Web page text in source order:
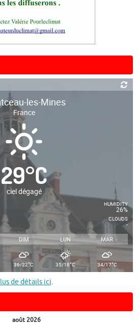
les-Mines
France
29°C
ciel dégagé
HUMIDITY
26%
CLOUDS
-
DIM LUN MAR
36/22°C 35/18°C 34/17°C
de détails ici.
août 2026